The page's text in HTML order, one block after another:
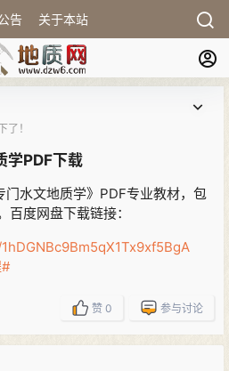
告 关于本站
了！
学PDF下载
水文地质学》PDF专业教材，包
度网盘下载链接：
赞 0 参与讨论